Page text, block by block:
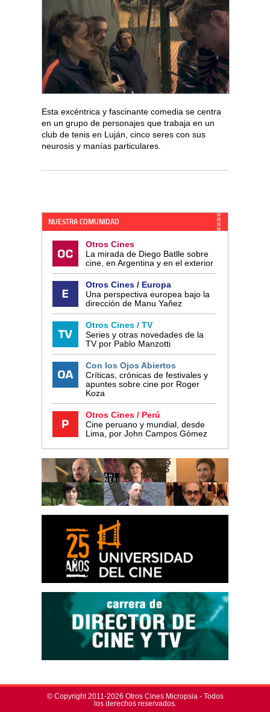
Esta excéntrica y fascinante comedia se centra
en un grupo de personajes que trabaja en un
club de tenis en Luján, cinco seres con sus
neurosis y manías particulares.
NUESTRA COMUNIDAD
Otros Cines
La mirada de Diego Batlle sobre
cine, en Argentina y en el exterior
Otros Cines / Europa
Una perspectiva europea bajo la
dirección de Manu Yañez
Otros Cines / TV
Series y otras novedades de la
TV por Pablo Manzotti
Con los Ojos Abiertos
Críticas, crónicas de festivales y
apuntes sobre cine por Roger
Koza
Otros Cines / Perú
Cine peruano y mundial, desde
Lima, por John Campos Gómez
© Copyright 2011-2026 Otros Cines Micropsia - Todos
los derechos reservados.